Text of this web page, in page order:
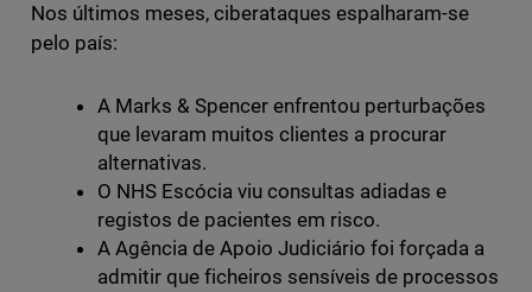
Nos últimos meses, ciberataques espalharam-se
pelo país:
A Marks & Spencer enfrentou perturbações
que levaram muitos clientes a procurar
alternativas.
O NHS Escócia viu consultas adiadas e
registos de pacientes em risco.
A Agência de Apoio Judiciário foi forçada a
admitir que ficheiros sensíveis de processos